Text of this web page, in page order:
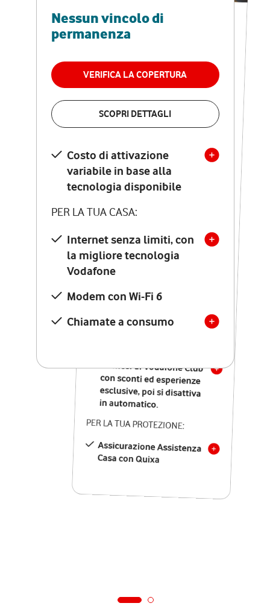
Nessun vincolo di
permanenza
VERIFICA LA COPERTURA
SCOPRI DETTAGLI
Costo di attivazione
variabile in base alla
tecnologia disponibile
PER LA TUA CASA:
Internet senza limiti, con
la migliore tecnologia
Vodafone
Modem con Wi-Fi 6
Chiamate a consumo
RETE FISSA + VODAFONE CLUB
29,95€
permanenza
VERIFICA LA COPERTURA
Costo di attivazione
variabile in base alla
tecnologia disponibile
PER LA TUA CASA:
Internet senza limiti, con
la migliore tecnologia
Vodafone
Modem Seven con Wi-Fi 7
Chiamate illimitate verso
numeri fissi e mobili
nazionali
12 mesi di Vodafone Club
con sconti ed esperienze
esclusive, poi si disattiva
in automatico.
PER LA TUA PROTEZIONE:
Assicurazione Assistenza
Casa con Quixa